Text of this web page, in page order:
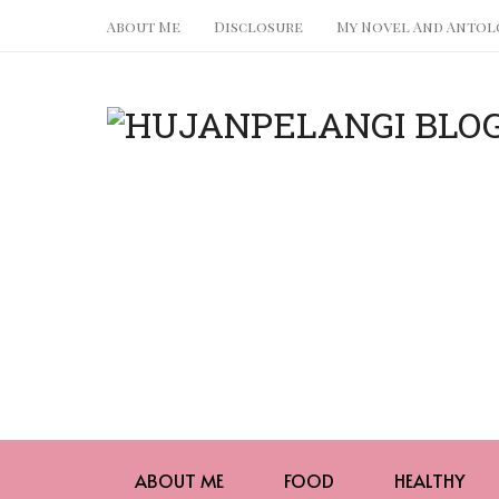
About Me Disclosure My Novel And
ABOUT ME FOOD HEALTHY